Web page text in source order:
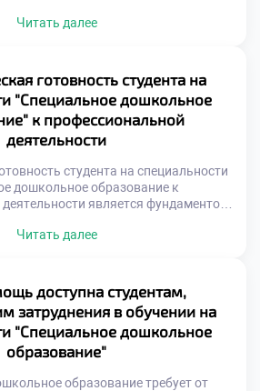
теорию и интенсивную практику.
образования. Важно подать
после школы для старта карьеры.
выбирают […]
Читать далее
готовность студента на
"Специальное дошкольное
к профессиональной
деятельности
студента на специальности
дошкольное образование к
является фундаментом
Педагог работает с уязвимыми
оценок в дипломе. Формирование
постепенно в процессе учебы. Это
акт, а длительная трансформация.
Студент […]
Читать далее
доступна студентам,
затруднения в обучении на
"Специальное дошкольное
образование"
образование требует от